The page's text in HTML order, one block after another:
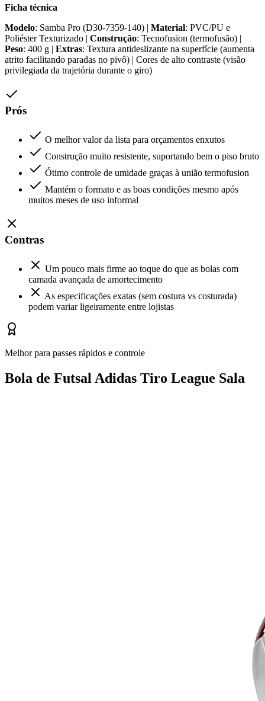
Ficha técnica
Modelo: Samba Pro (D30-7359-140) | Material: PVC/PU e
Poliéster Texturizado | Construção: Tecnofusion (termofusão) |
Peso: 400 g | Extras: Textura antideslizante na superfície (aumenta
atrito facilitando paradas no pivô) | Cores de alto contraste (visão
privilegiada da trajetória durante o giro)
Prós
O melhor valor da lista para orçamentos enxutos
Construção muito resistente, suportando bem o piso bruto
Ótimo controle de umidade graças à união termofusion
Mantém o formato e as boas condições mesmo após
muitos meses de uso informal
Contras
Um pouco mais firme ao toque do que as bolas com
camada avançada de amortecimento
As especificações exatas (sem costura vs costurada)
podem variar ligeiramente entre lojistas
Melhor para passes rápidos e controle
Bola de Futsal Adidas Tiro League Sala